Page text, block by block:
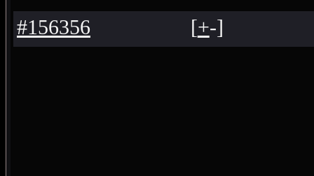
#156356 [+-]